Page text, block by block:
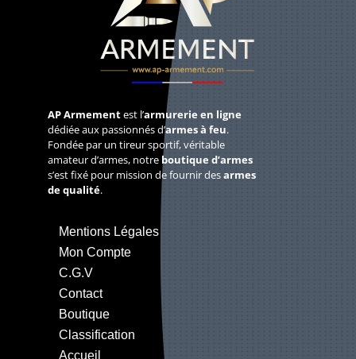
AP Armementest l’armurerie en ligne
dédiée aux passionnés d’armes à feu.
Fondée par un tireur sportif, véritable
amateur d’armes, notre boutique d’armes
s’est fixé pour mission de fournir desarmes
de qualité.
Mentions Légales
Mon Compte
C.G.V
Contact
Boutique
Classification
Accueil